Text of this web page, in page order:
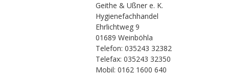
Geithe & Ußner e. K.
Hygienefachhandel
Ehrlichtweg 9
01689 Weinböhla
Telefon: 035243 32382
Telefax: 035243 32350
Mobil: 0162 1600 640